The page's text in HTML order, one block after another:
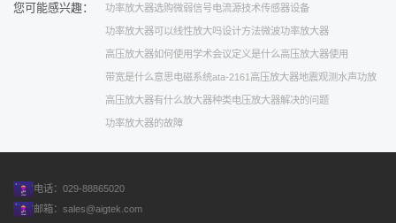
您可能感兴趣： 功率放大器选购微弱信号电流源技术传感器设备
功率放大器可以线性放大吗设计方法微波功率放大器
高压放大器如何使用 学术会议定义是什么高压放大器使用
带宽是什么意思电磁系统ata-2161高压放大器地震观测 水声功放
高压放大器有什么放大器种类电压放大器解决的问题
功率放大器的故障
电话：029-88865020
邮箱： sales@aigtek.com